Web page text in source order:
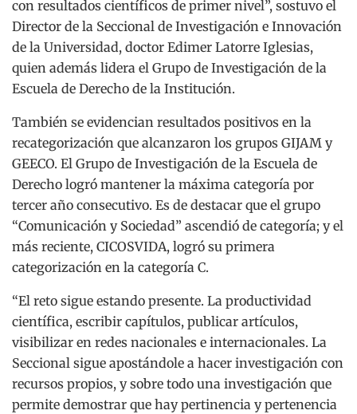
con resultados científicos de primer nivel”, sostuvo el
Director de la Seccional de Investigación e Innovación
de la Universidad, doctor Edimer Latorre Iglesias,
quien además lidera el Grupo de Investigación de la
Escuela de Derecho de la Institución.
También se evidencian resultados positivos en la
recategorización que alcanzaron los grupos GIJAM y
GEECO. El Grupo de Investigación de la Escuela de
Derecho logró mantener la máxima categoría por
tercer año consecutivo. Es de destacar que el grupo
“Comunicación y Sociedad” ascendió de categoría; y el
más reciente, CICOSVIDA, logró su primera
categorización en la categoría C.
“El reto sigue estando presente. La productividad
científica, escribir capítulos, publicar artículos,
visibilizar en redes nacionales e internacionales. La
Seccional sigue apostándole a hacer investigación con
recursos propios, y sobre todo una investigación que
permite demostrar que hay pertinencia y pertenencia